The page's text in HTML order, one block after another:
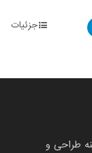
جزئیات
طراحی و